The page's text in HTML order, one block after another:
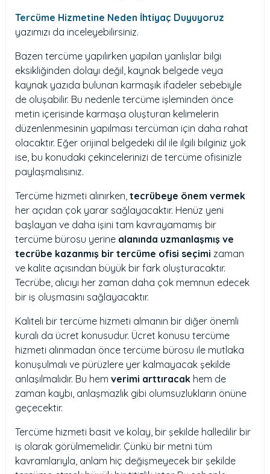
Tercüme Hizmetine Neden İhtiyaç Duyuyoruz
yazımızı da inceleyebilirsiniz.
Bazen tercüme yapılırken yapılan yanlışlar bilgi
eksikliğinden dolayı değil, kaynak belgede veya
kaynak yazıda bulunan karmaşık ifadeler sebebiyle
de oluşabilir. Bu nedenle tercüme işleminden önce
metin içerisinde karmaşa oluşturan kelimelerin
düzenlenmesinin yapılması tercüman için daha rahat
olacaktır. Eğer orijinal belgedeki dil ile ilgili bilginiz yok
ise, bu konudaki çekincelerinizi de tercüme ofisinizle
paylaşmalısınız.
Tercüme hizmeti alınırken, tecrübeye önem vermek
her açıdan çok yarar sağlayacaktır. Henüz yeni
başlayan ve daha işini tam kavrayamamış bir
tercüme bürosu yerine alanında uzmanlaşmış ve
tecrübe kazanmış bir tercüme ofisi seçimi zaman
ve kalite açısından büyük bir fark oluşturacaktır.
Tecrübe, alıcıyı her zaman daha çok memnun edecek
bir iş oluşmasını sağlayacaktır.
Kaliteli bir tercüme hizmeti almanın bir diğer önemli
kuralı da ücret konusudur. Ücret konusu tercüme
hizmeti alınmadan önce tercüme bürosu ile mutlaka
konuşulmalı ve pürüzlere yer kalmayacak şekilde
anlaşılmalıdır. Bu hem verimi arttıracakhem de
zaman kaybı, anlaşmazlık gibi olumsuzlukların önüne
geçecektir.
Tercüme hizmeti basit ve kolay, bir şekilde halledilir bir
iş olarak görülmemelidir. Çünkü bir metni tüm
kavramlarıyla, anlam hiç değişmeyecek bir şekilde